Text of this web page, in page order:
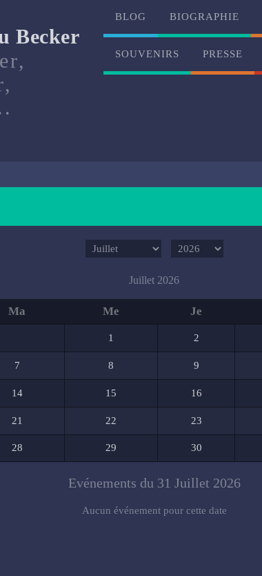
Becker
BLOG BIOGRAPHIE
SOUVENIRS PRESSE
Juillet 2026
Ma Me Je
1 2
7 8 9
14 15 16
21 22 23
28 29 30
Evénements du 31 Juillet 2026
Aucun événement pour cette date